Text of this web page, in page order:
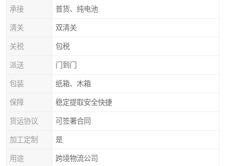
承接 普货、纯电池
清关 双清关
关税 包税
派送 门到门
包装 纸箱、木箱
保障 稳定提取安全快捷
货运协议 可签署合同
加工定制 是
用途 跨境物流公司